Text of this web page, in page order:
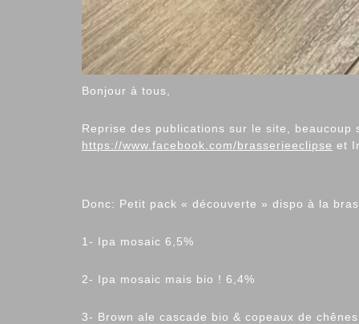
Bonjour à tous,
Reprise des publications sur le site, beaucoup
https://www.facebook.com/brasserieeclipse et
Donc: Petit pack « découverte » dispo à la
1- Ipa mosaic 6,5%
2- Ipa mosaic mais bio ! 6,4%
3- Brown ale cascade bio & copeaux de